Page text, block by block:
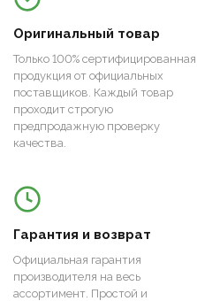
Оригинальный товар
Только 100% сертифицированная
продукция от официальных
поставщиков. Каждый товар
проходит строгую
предпродажную проверку
качества.
Гарантия и возврат
Официальная гарантия
производителя на весь
ассортимент. Простой и